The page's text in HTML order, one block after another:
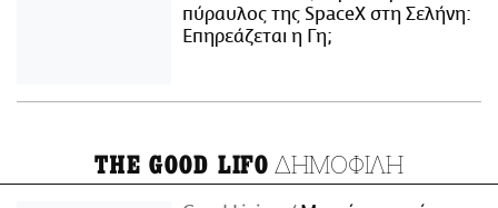
πύραυλος της SpaceX στη Σελήνη:
Επηρεάζεται η Γη;
THE GOOD LIFO ΔΗΜΟΦΙΛΗ